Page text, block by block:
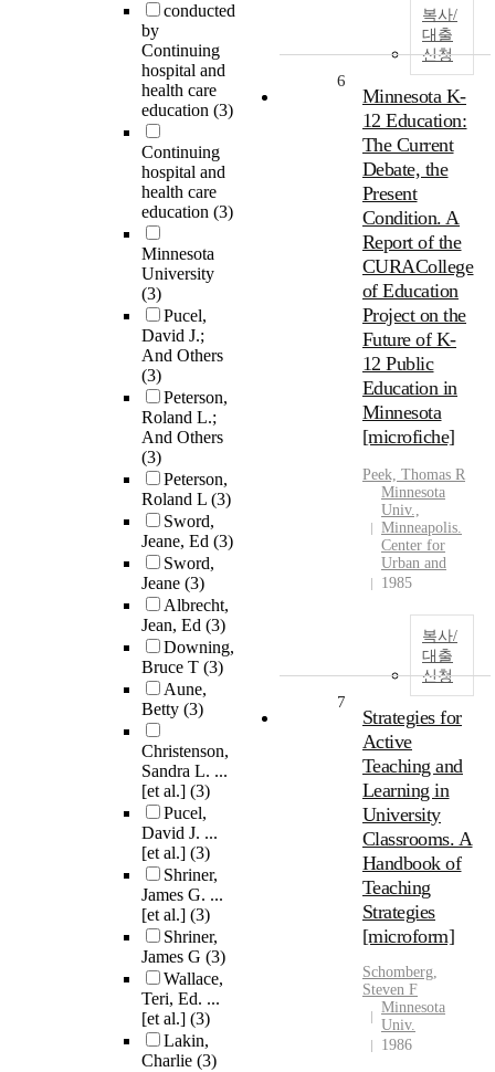
conducted
by
Continuing
hospital and
health care
education (3)
Continuing
hospital and
health care
education (3)
Minnesota
University
(3)
Pucel,
David J.;
And Others
(3)
Peterson,
Roland L.;
And Others
(3)
Peterson,
Roland L (3)
Sword,
Jeane, Ed (3)
Sword,
Jeane (3)
Albrecht,
Jean, Ed (3)
Downing,
Bruce T (3)
Aune,
Betty (3)
Christenson,
Sandra L. ...
[et al.] (3)
Pucel,
David J. ...
[et al.] (3)
Shriner,
James G. ...
[et al.] (3)
Shriner,
James G (3)
Wallace,
Teri, Ed. ...
[et al.] (3)
Lakin,
Charlie (3)
복사/
대출
신청
6
Minnesota K-
12 Education:
The Current
Debate, the
Present
Condition. A
Report of the
CURACollege
of Education
Project on the
Future of K-
12 Public
Education in
Minnesota
[microfiche]
Peek, Thomas R
Minnesota
Univ.,
Minneapolis.
Center for
Urban and
1985
복사/
대출
신청
7
Strategies for
Active
Teaching and
Learning in
University
Classrooms. A
Handbook of
Teaching
Strategies
[microform]
Schomberg,
Steven F
Minnesota
Univ.
1986